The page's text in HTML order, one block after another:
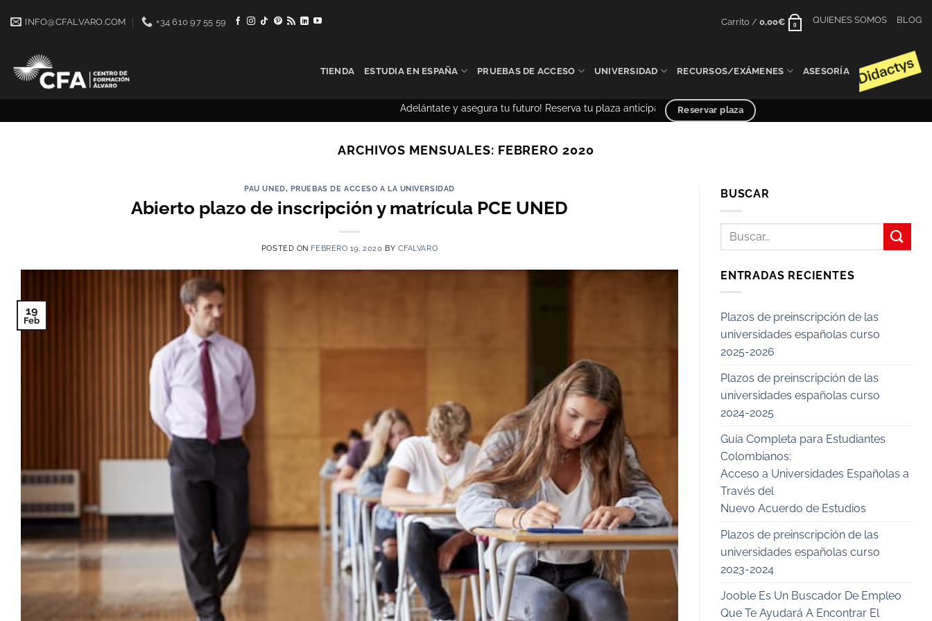
INFO@CFALVARO.COM +34 610 97 55 59 Carrito / 0,00€ 0
QUIENES SOMOS BLOG
TIENDA ESTUDIA EN ESPAÑA PRUEBAS DE ACCESO UNIVERSIDAD RECURSOS/EXÁMENES ASESORÍA
Adelántate y asegura tu futuro! Reserva tu plaza anticipada – PCE UNED y Selectividad curso 2025/2026
Reservar plaza
ARCHIVOS MENSUALES: FEBRERO 2020
PAU UNED, PRUEBAS DE ACCESO A LA UNIVERSIDAD
Abierto plazo de inscripción y matrícula PCE UNED
POSTED ON FEBRERO 19, 2020 BY CFALVARO
19
Feb
BUSCAR
ENTRADAS RECIENTES
Plazos de preinscripción de las
universidades españolas curso
2025-2026
Plazos de preinscripción de las
universidades españolas curso
2024-2025
Guía Completa para Estudiantes
Colombianos:
Acceso a Universidades Españolas a
Través del
Nuevo Acuerdo de Estudios
Plazos de preinscripción de las
universidades españolas curso
2023-2024
Jooble Es Un Buscador De Empleo
Que Te Ayudará A Encontrar El